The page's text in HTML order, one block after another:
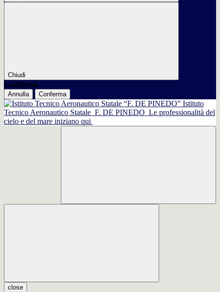
Chiudi
Conferma
Annulla Conferma
Istituto
Tecnico Aeronautico Statale F. DE PINEDO Le professionalità del
cielo e del mare iniziano qui
close